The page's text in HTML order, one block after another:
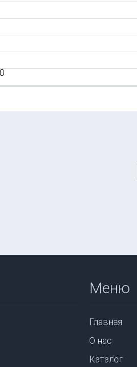
Меню
Главная
О нас
Каталог